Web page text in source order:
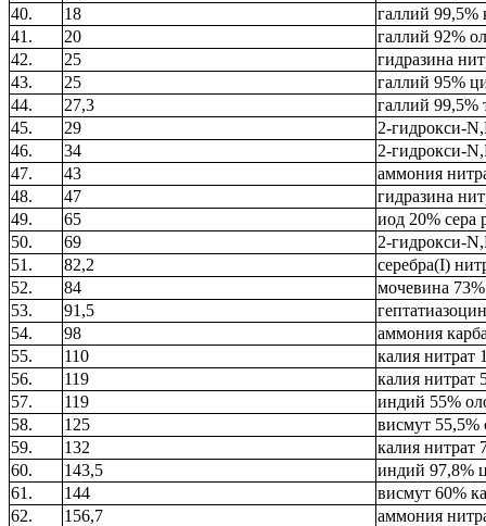
40.
18
галлий 99,5%
41.
20
галлий 92%
42.
25
гидразина
43.
25
галлий 95%
44.
27,3
галлий 99,5%
45.
29
2-гидрокси-
46.
34
2-гидрокси-
47.
43
аммония
48.
47
гидразина
49.
65
иод 20% сера
50.
69
2-гидрокси-
51.
82,2
серебра(I)
52.
84
мочевина
53.
91,5
54.
98
аммония
55.
110
калия нитрат
56.
119
калия нитрат
57.
119
индий 55%
58.
125
висмут 55,5%
59.
132
калия нитрат
60.
143,5
индий 97,8%
61.
144
висмут 60%
62.
156,7
аммония